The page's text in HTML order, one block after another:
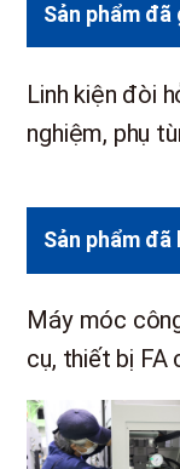
Sản phẩm đã
Linh kiện đòi
nghiệm, phụ
Sản phẩm đã
Máy móc
cụ, thiết bị FA